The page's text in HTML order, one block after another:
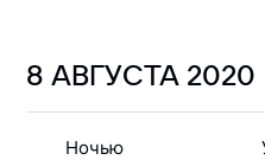
8 АВГУСТА 2020
Ночью